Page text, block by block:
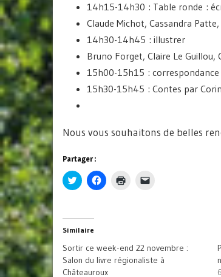
14h15-14h30 : Table ronde :
Claude Michot, Cassandra
14h30-14h45 : illustrer
Bruno Forget, Claire Le Guillou,
15h00-15h15 : correspondance
15h30-15h45 : Contes par
Nous vous souhaitons de belles
Partager :
Cliquez
pour
dans
une
nouvelle
Cliquez
pour
Cliquer
pour
un
ami(ouvre
dans
Similaire
Sortir ce week-end 22 novembre :
Salon du livre régionaliste à
Châteauroux